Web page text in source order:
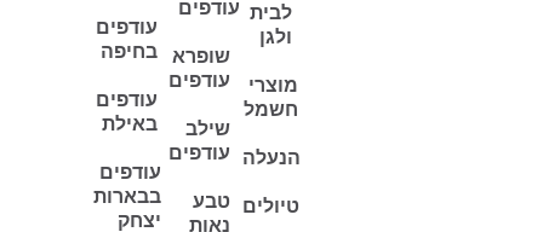
לבית
ולגן
מוצרי
חשמל
הנעלה
טיולים
עודפים
שופרא
עודפים
שילב
עודפים
טבע
נאות
עודפים
בחיפה
עודפים
באילת
עודפים
בבארות
יצחק